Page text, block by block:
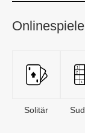
Onlinespiele
Solitär